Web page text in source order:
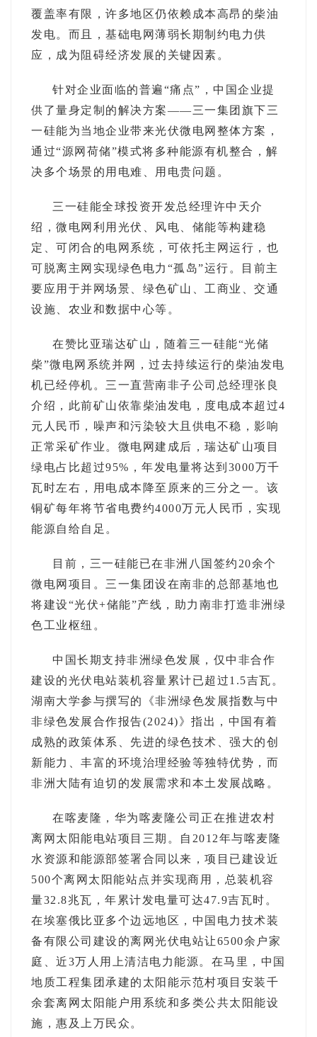
覆盖率有限，许多地区仍依赖成本高昂的柴油
发电。而且，基础电网薄弱长期制约电力供
应，成为阻碍经济发展的关键因素。
针对企业面临的普遍“痛点”，中国企业提
供了量身定制的解决方案——三一集团旗下三
一硅能为当地企业带来光伏微电网整体方案，
通过“源网荷储”模式将多种能源有机整合，解
决多个场景的用电难、用电贵问题。
三一硅能全球投资开发总经理许中天介
绍，微电网利用光伏、风电、储能等构建稳
定、可闭合的电网系统，可依托主网运行，也
可脱离主网实现绿色电力“孤岛”运行。目前主
要应用于并网场景、绿色矿山、工商业、交通
设施、农业和数据中心等。
在赞比亚瑞达矿山，随着三一硅能“光储
柴”微电网系统并网，过去持续运行的柴油发电
机已经停机。三一直营南非子公司总经理张良
介绍，此前矿山依靠柴油发电，度电成本超过4
元人民币，噪声和污染较大且供电不稳，影响
正常采矿作业。微电网建成后，瑞达矿山项目
绿电占比超过95%，年发电量将达到3000万千
瓦时左右，用电成本降至原来的三分之一。该
铜矿每年将节省电费约4000万元人民币，实现
能源自给自足。
目前，三一硅能已在非洲八国签约20余个
微电网项目。三一集团设在南非的总部基地也
将建设“光伏+储能”产线，助力南非打造非洲绿
色工业枢纽。
中国长期支持非洲绿色发展，仅中非合作
建设的光伏电站装机容量累计已超过1.5吉瓦。
湖南大学参与撰写的《非洲绿色发展指数与中
非绿色发展合作报告(2024)》指出，中国有着
成熟的政策体系、先进的绿色技术、强大的创
新能力、丰富的环境治理经验等独特优势，而
非洲大陆有迫切的发展需求和本土发展战略。
在喀麦隆，华为喀麦隆公司正在推进农村
离网太阳能电站项目三期。自2012年与喀麦隆
水资源和能源部签署合同以来，项目已建设近
500个离网太阳能站点并实现商用，总装机容
量32.8兆瓦，年累计发电量可达47.9吉瓦时。
在埃塞俄比亚多个边远地区，中国电力技术装
备有限公司建设的离网光伏电站让6500余户家
庭、近3万人用上清洁电力能源。在马里，中国
地质工程集团承建的太阳能示范村项目安装千
余套离网太阳能户用系统和多类公共太阳能设
施，惠及上万民众。